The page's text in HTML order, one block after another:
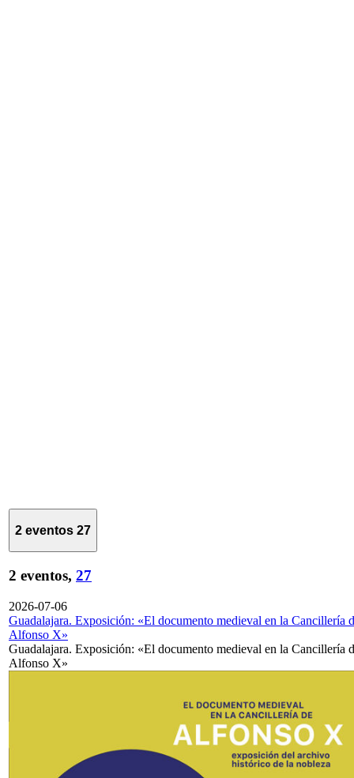
2 eventos 27
2 eventos, 27
2026-07-06
Guadalajara. Exposición: «El documento medieval en la Cancillería
Alfonso X»
Guadalajara. Exposición: «El documento medieval en la Cancillería
Alfonso X»